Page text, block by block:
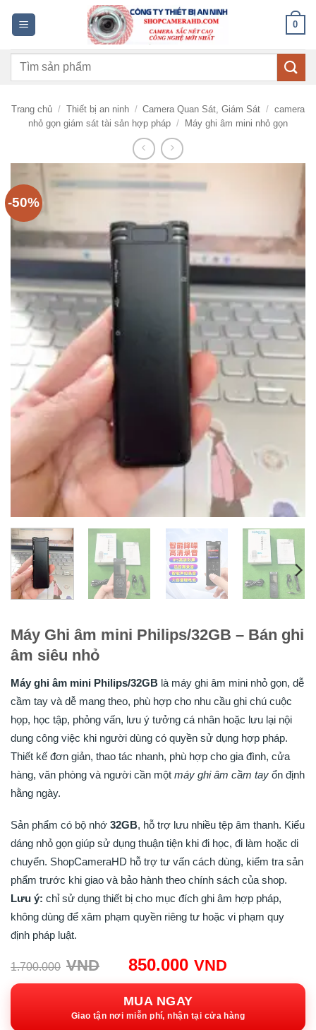
dung
0
Tìm
Trang chủ / Thiết bị an ninh / Camera Quan Sát, Giám Sát / camera
nhỏ gọn giám sát tài sản hợp pháp / Máy ghi âm mini nhỏ gọn
-50%
Máy Ghi âm mini Philips/32GB – Bán ghi
âm siêu nhỏ
Máy ghi âm mini Philips/32GB là máy ghi âm mini nhỏ gọn, dễ
cầm tay và dễ mang theo, phù hợp cho nhu cầu ghi chú cuộc
họp, học tập, phỏng vấn, lưu ý tưởng cá nhân hoặc lưu lại nội
dung công việc khi người dùng có quyền sử dụng hợp pháp.
Thiết kế đơn giản, thao tác nhanh, phù hợp cho gia đình, cửa
hàng, văn phòng và người cần một máy ghi âm cầm tay ổn định
hằng ngày.
Sản phẩm có bộ nhớ 32GB, hỗ trợ lưu nhiều tệp âm thanh. Kiểu
dáng nhỏ gọn giúp sử dụng thuận tiện khi đi học, đi làm hoặc di
chuyển. ShopCameraHD hỗ trợ tư vấn cách dùng, kiểm tra sản
phẩm trước khi giao và bảo hành theo chính sách của shop.
Lưu ý: chỉ sử dụng thiết bị cho mục đích ghi âm hợp pháp,
không dùng để xâm phạm quyền riêng tư hoặc vi phạm quy
định pháp luật.
1.700.000 VND
Giá
gốc:
1.700.000VND.
850.000 VND
hiện
MUA NGAY
Giao tận nơi miễn phí, nhận tại cửa hàng